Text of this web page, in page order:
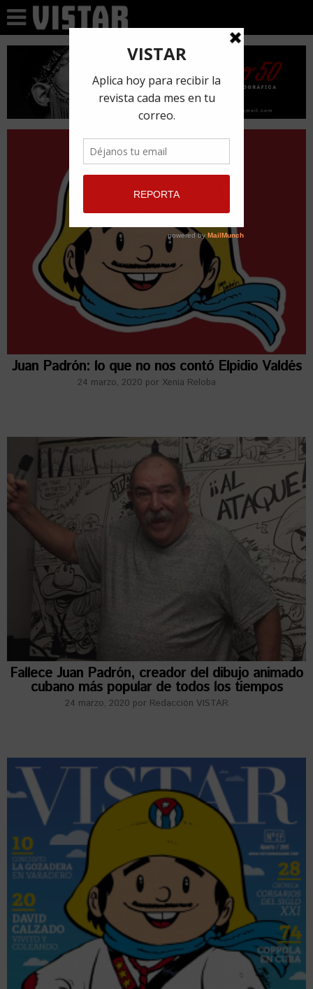
Juan Padrón: lo que no nos contó Elpidio Valdés
24 marzo, 2020 por Xenia Reloba
Fallece Juan Padrón, creador del dibujo animado
cubano más popular de todos los tiempos
24 marzo, 2020 por Redacción VISTAR